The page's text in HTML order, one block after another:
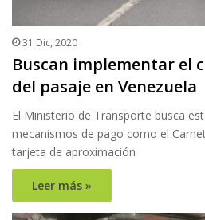
31 Dic, 2020
Buscan implementar el
del pasaje en Venezuela
El Ministerio de Transporte busca
mecanismos de pago como el
tarjeta de aproximación
Leer más »